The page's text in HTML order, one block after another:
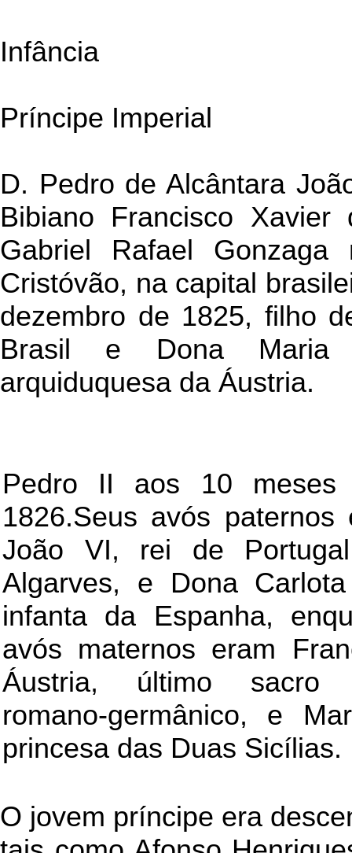
Infância
Príncipe Imperial
D. Pedro de Alcântara
Bibiano Francisco
Gabriel Rafael
Cristóvão, na capital
dezembro de 1825, filho
Brasil e Dona Maria
arquiduquesa da Áustria.
Pedro II aos 10 meses
1826.Seus avós paternos
João VI, rei de
Algarves, e Dona
infanta da Espanha,
avós maternos eram
Áustria, último sacro
romano-germânico, e
princesa das Duas Sicílias.
O jovem príncipe era